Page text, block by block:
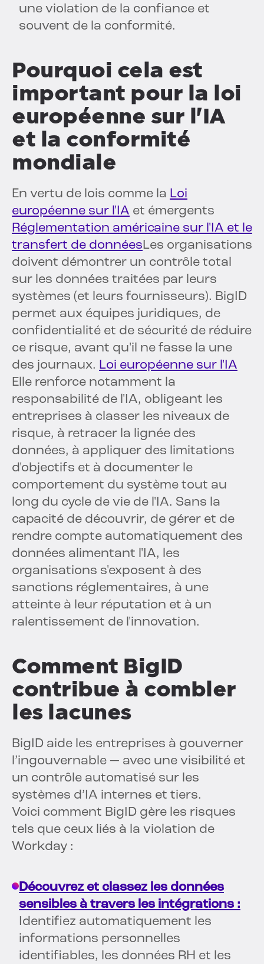
une violation de la confiance et
souvent de la conformité.
Pourquoi cela est
important pour la loi
européenne sur l'IA
et la conformité
mondiale
En vertu de lois comme la Loi
européenne sur l'IA et émergents
Réglementation américaine sur l'IA et le
transfert de donnéesLes organisations
doivent démontrer un contrôle total
sur les données traitées par leurs
systèmes (et leurs fournisseurs). BigID
permet aux équipes juridiques, de
confidentialité et de sécurité de réduire
ce risque, avant qu'il ne fasse la une
des journaux. Loi européenne sur l'IA
Elle renforce notamment la
responsabilité de l'IA, obligeant les
entreprises à classer les niveaux de
risque, à retracer la lignée des
données, à appliquer des limitations
d'objectifs et à documenter le
comportement du système tout au
long du cycle de vie de l'IA. Sans la
capacité de découvrir, de gérer et de
rendre compte automatiquement des
données alimentant l'IA, les
organisations s'exposent à des
sanctions réglementaires, à une
atteinte à leur réputation et à un
ralentissement de l'innovation.
Comment BigID
contribue à combler
les lacunes
BigID aide les entreprises à gouverner
l’ingouvernable — avec une visibilité et
un contrôle automatisé sur les
systèmes d’IA internes et tiers.
Voici comment BigID gère les risques
tels que ceux liés à la violation de
Workday :
Découvrez et classez les données
sensibles à travers les intégrations :
Identifiez automatiquement les
informations personnelles
identifiables, les données RH et les